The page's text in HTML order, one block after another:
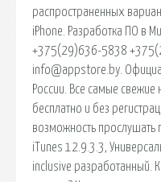
распространенных
iPhone. Разработка ПО в
+375(29)636-5838
info@appstore.by.
России. Все самые свежие
бесплатно и без
возможность прослушать
iTunes 12.9.3.3,
inclusive разработанный.